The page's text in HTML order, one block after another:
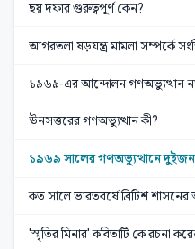
ছয় দফার গুরুত্বপূর্ণ কেন?
আগরতলা ষড়যন্ত্র মামলা সম্পর্কে
১৯৬৯-এর আন্দোলন গণঅভ্যুত্থান
ঊনসত্তরের গণঅভ্যুত্থান কী?
১৯৬৯ সালের গণঅভ্যুত্থানে দুইজন
কত সালে ভারতবর্ষে ব্রিটিশ
'স্মৃতির মিনার' কবিতাটি কে রচনা